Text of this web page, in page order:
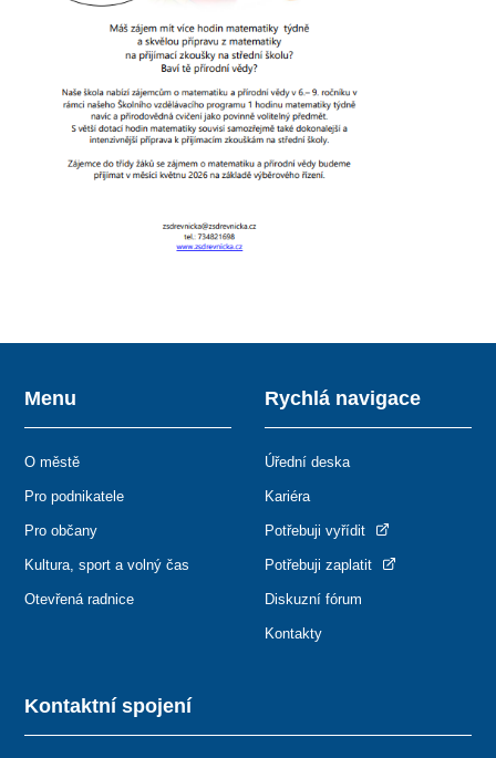
Kontaktní spojení
Menu
O městě
Pro podnikatele
Pro občany
Kultura, sport a volný čas
Otevřená radnice
Rychlá navigace
Úřední deska
Kariéra
Potřebuji vyřídit
Potřebuji zaplatit
Diskuzní fórum
Kontakty